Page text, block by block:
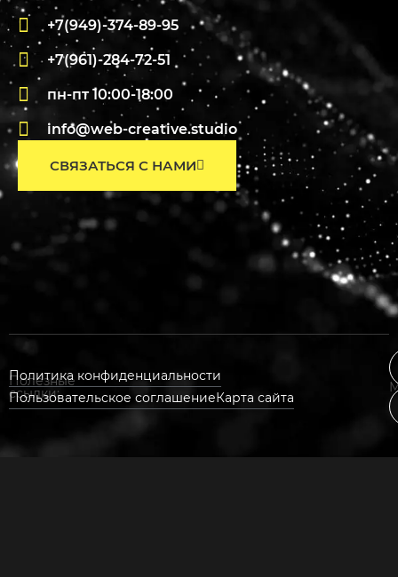
+7(949)-374-89-95
+7(961)-284-72-51
пн-пт 10:00-18:00
info@web-creative.studio
СВЯЗАТЬСЯ С НАМИ
Полезные
ссылки:
Политика конфиденциальности
Пользовательское соглашениеКарта сайта